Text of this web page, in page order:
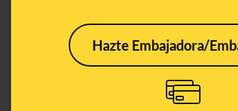
Hazte Embajadora/